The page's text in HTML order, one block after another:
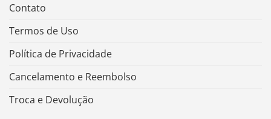
Contato
Termos de Uso
Política de Privacidade
Cancelamento e Reembolso
Troca e Devolução